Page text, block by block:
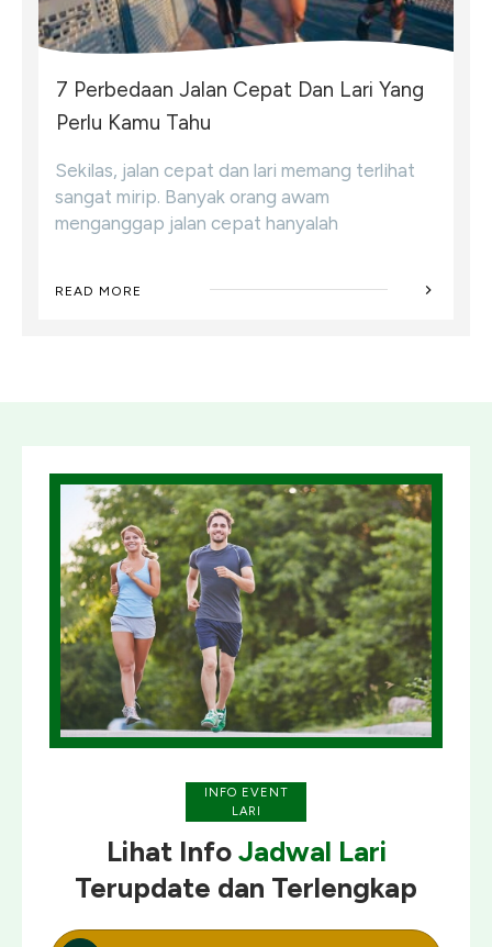
7 Perbedaan Jalan Cepat Dan Lari Yang
Perlu Kamu Tahu
Sekilas, jalan cepat dan lari memang terlihat
sangat mirip. Banyak orang awam
menganggap jalan cepat hanyalah
READ MORE
INFO EVENT
LARI
Lihat InfoJadwal Lari
Terupdate dan Terlengkap